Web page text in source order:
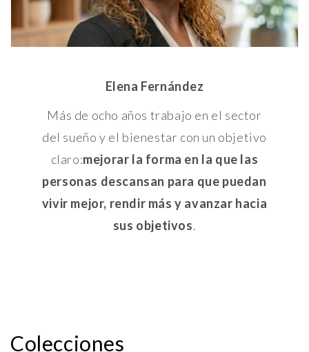
Elena Fernández
Más de ocho años trabajo en el sector
del sueño y el bienestar con un objetivo
claro:mejorar la forma en la que las
personas descansan para que puedan
vivir mejor, rendir más y avanzar hacia
sus objetivos.
Colecciones